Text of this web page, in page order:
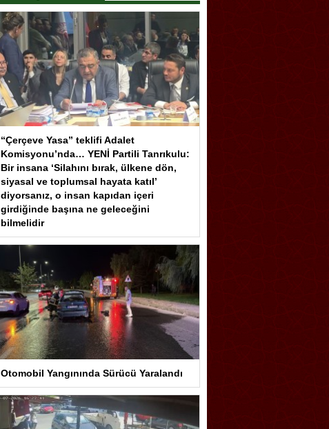
“Çerçeve Yasa” teklifi Adalet
Komisyonu’nda… YENİ Partili Tanrıkulu:
Bir insana ‘Silahını bırak, ülkene dön,
siyasal ve toplumsal hayata katıl’
diyorsanız, o insan kapıdan içeri
girdiğinde başına ne geleceğini
bilmelidir
Otomobil Yangınında Sürücü Yaralandı